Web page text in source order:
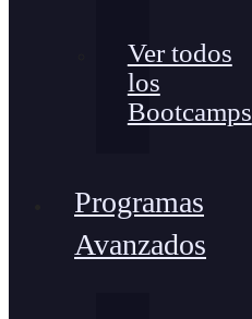
Ver todos
los
Bootcamps
Programas
Avanzados